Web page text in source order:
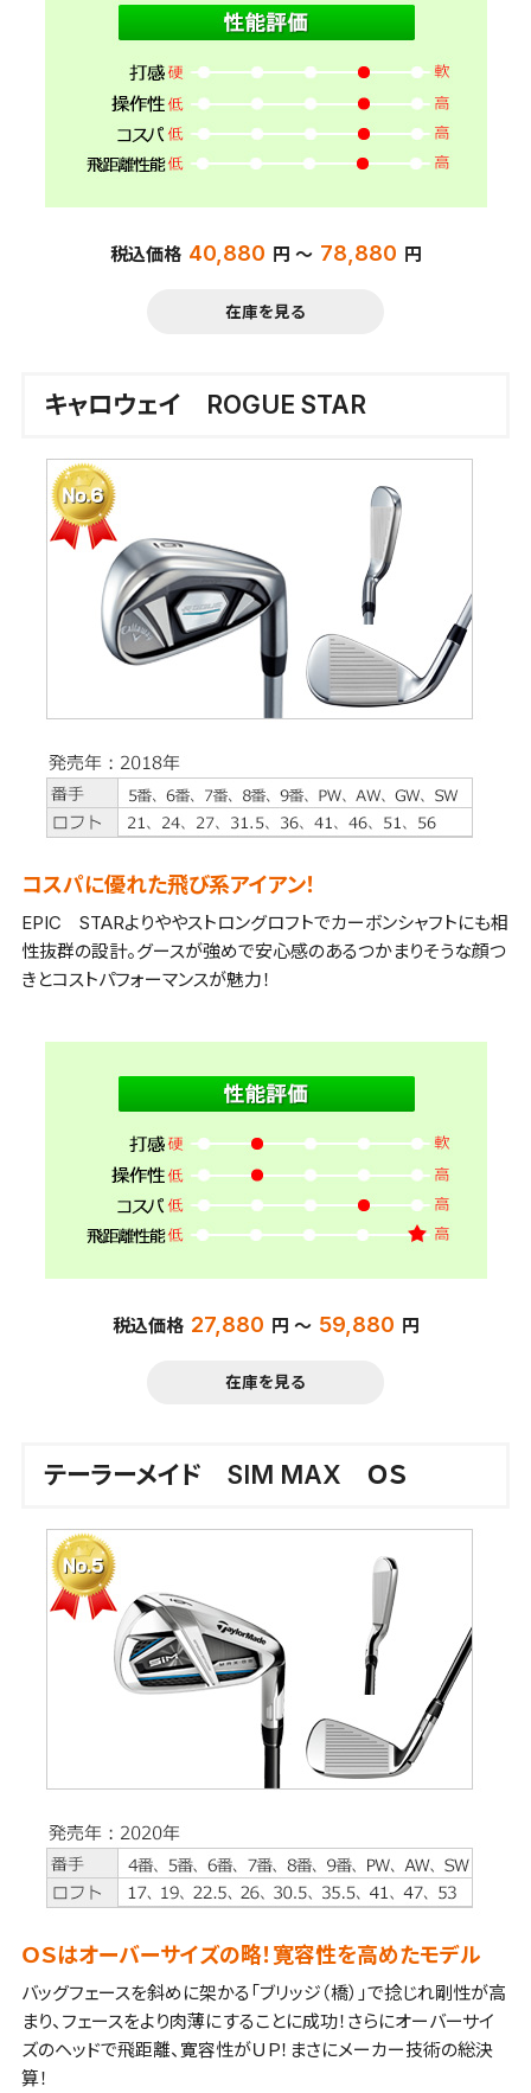
税込価格 40,880 円 ～ 78,880 円
在庫を見る
キャロウェイ ROGUE STAR
コスパに優れた飛び系アイアン！
EPIC STARよりややストロングロフトでカーボンシャフトにも相
性抜群の設計。グースが強めで安心感のあるつかまりそうな顔つ
きとコストパフォーマンスが魅力！
税込価格 27,880 円 ～ 59,880 円
在庫を見る
テーラーメイド SIM MAX ＯＳ
ＯＳはオーバーサイズの略！寛容性を高めたモデル
バッグフェースを斜めに架かる「ブリッジ（橋）」で捻じれ剛性が高
まり、フェースをより肉薄にすることに成功！さらにオーバーサイ
ズのヘッドで飛距離、寛容性がＵＰ！まさにメーカー技術の総決
算！